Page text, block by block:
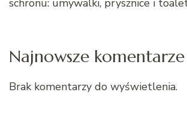
schronu: umywalki, prysznice i
Najnowsze komentarze
Brak komentarzy do wyświetlenia.